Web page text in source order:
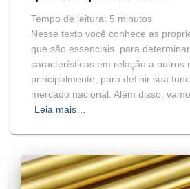
Tempo de leitura: 5 minutos
Nesse texto você conhece as
que são essenciais para
características em relação a outros
principalmente, para definir sua
mercado nacional. Além disso,
Leia mais…